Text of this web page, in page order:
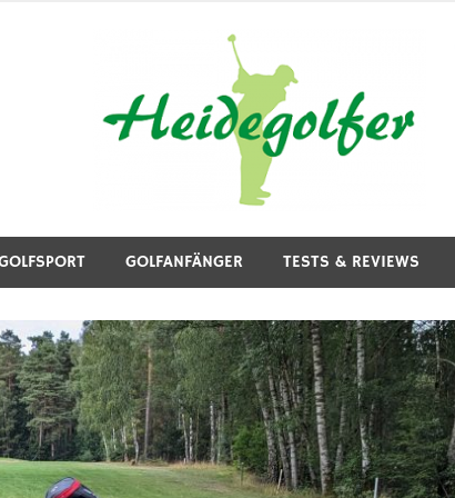
GOLFANFÄNGER TESTS & REVIEWS